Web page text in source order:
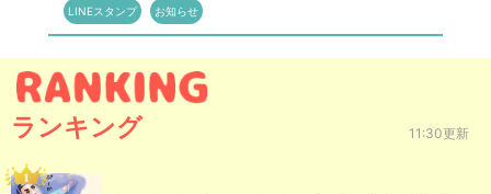
LINEスタンプ お知らせ
ランキング 11:30更新